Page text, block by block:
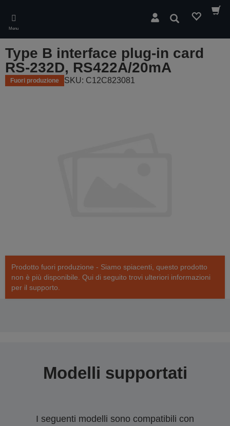
main
content
Menu
Cerca
Type B interface plug-in card
RS-232D, RS422A/20mA
Fuori produzione SKU: C12C823081
Prodotto fuori produzione - Siamo spiacenti, questo prodotto
non è più disponibile. Qui di seguito trovi ulteriori informazioni
per il supporto.
Modelli supportati
I seguenti modelli sono compatibili con